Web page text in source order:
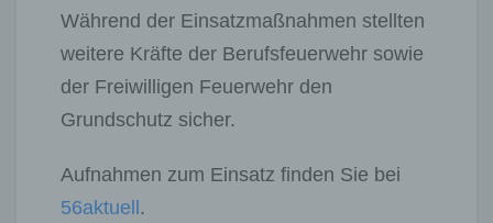
Während der Einsatzmaßnahmen stellten
weitere Kräfte der Berufsfeuerwehr sowie
der Freiwilligen Feuerwehr den
Grundschutz sicher.
Aufnahmen zum Einsatz finden Sie bei
56aktuell.